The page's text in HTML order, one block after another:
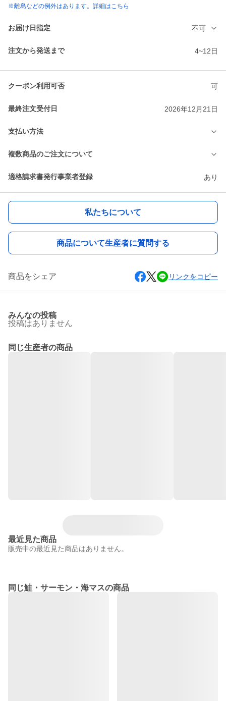
※離島などの例外はあります。詳細はこちら
お届け日指定 不可
注文から発送まで 4~12日
クーポン利用可否 可
最終注文受付日 2026年12月21日
支払い方法
複数商品のご注文について
適格請求書発行事業者登録 あり
私たちについて
商品について生産者に質問する
商品をシェア リンクをコピー
みんなの投稿
投稿はありません
同じ生産者の商品
最近見た商品
販売中の最近見た商品はありません。
同じ鮭・サーモン・海マスの商品